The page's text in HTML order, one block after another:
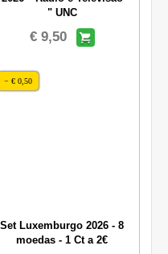
" UNC
€ 9,50
− € 0,50
Set Luxemburgo 2026 - 8
moedas - 1 Ct a 2€